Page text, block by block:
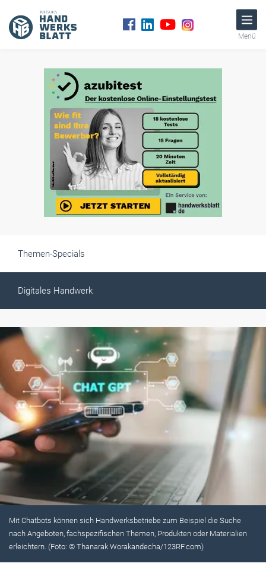
Menü
Themen-Specials
Digitales Handwerk
Mit Chatbots können sich Handwerksbetriebe zum Beispiel die Suche
nach Angeboten, fachspezifischen Themen, Produkten oder Materialien
erleichtern. (Foto: © Thanarak Worakandecha/123RF.com)